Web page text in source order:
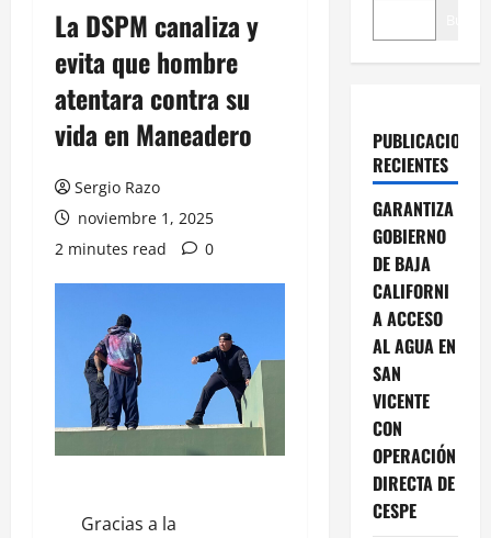
La DSPM canaliza y
evita que hombre
atentara contra su
vida en Maneadero
Sergio Razo
noviembre 1, 2025
2 minutes read
0
Gracias a la
PUBLICACIONES
RECIENTES
GARANTIZA
GOBIERNO
DE BAJA
CALIFORNI
A ACCESO
AL AGUA EN
SAN
VICENTE
CON
OPERACIÓN
DIRECTA DE
CESPE